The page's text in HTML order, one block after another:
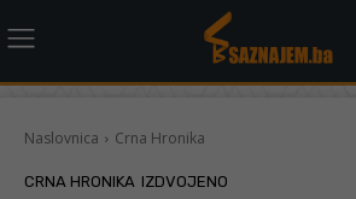
Naslovnica Crna Hronika
CRNA HRONIKA IZDVOJENO